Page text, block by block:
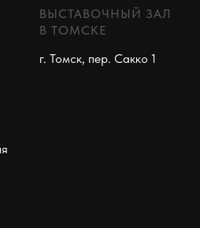
ВЫСТАВОЧНЫЙ ЗАЛ
В ТОМСКЕ
г. Томск, пер. Сакко 1